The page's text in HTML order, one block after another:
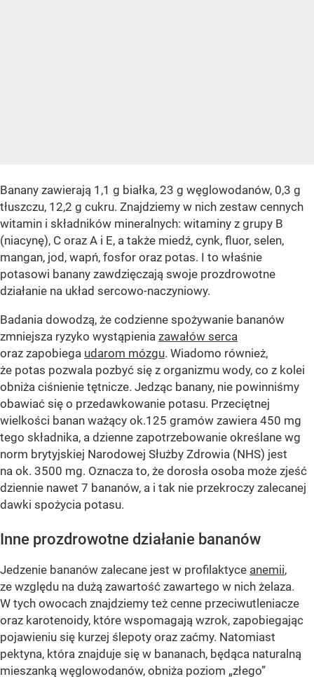
Banany zawierają 1,1 g białka, 23 g węglowodanów, 0,3 g
tłuszczu, 12,2 g cukru. Znajdziemy w nich zestaw cennych
witamin i składników mineralnych: witaminy z grupy B
(niacynę), C oraz A i E, a także miedź, cynk, fluor, selen,
mangan, jod, wapń, fosfor oraz potas. I to właśnie
potasowi banany zawdzięczają swoje prozdrowotne
działanie na układ sercowo-naczyniowy.
Badania dowodzą, że codzienne spożywanie bananów
zmniejsza ryzyko wystąpienia zawałów serca
oraz zapobiega udarom mózgu. Wiadomo również,
że potas pozwala pozbyć się z organizmu wody, co z kolei
obniża ciśnienie tętnicze. Jedząc banany, nie powinniśmy
obawiać się o przedawkowanie potasu. Przeciętnej
wielkości banan ważący ok.125 gramów zawiera 450 mg
tego składnika, a dzienne zapotrzebowanie określane wg
norm brytyjskiej Narodowej Służby Zdrowia (NHS) jest
na ok. 3500 mg. Oznacza to, że dorosła osoba może zjeść
dziennie nawet 7 bananów, a i tak nie przekroczy zalecanej
dawki spożycia potasu.
Inne prozdrowotne działanie bananów
Jedzenie bananów zalecane jest w profilaktyce anemii,
ze względu na dużą zawartość zawartego w nich żelaza.
W tych owocach znajdziemy też cenne przeciwutleniacze
oraz karotenoidy, które wspomagają wzrok, zapobiegając
pojawieniu się kurzej ślepoty oraz zaćmy. Natomiast
pektyna, która znajduje się w bananach, będąca naturalną
mieszanką węglowodanów, obniża poziom „złego”